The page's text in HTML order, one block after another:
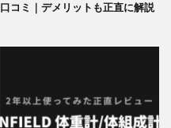
口コミ｜デメリットも正直に解説